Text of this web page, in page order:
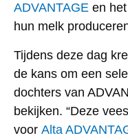
ADVANTAGE en
hun melk
Tijdens deze dag
de kans om een
dochters van
bekijken. “Deze
voor Alta